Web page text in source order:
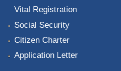
Vital Registration
Social Security
Citizen Charter
Application Letter